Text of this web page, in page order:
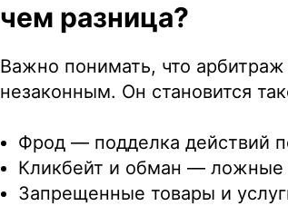
чем разница?
Важно понимать, что
незаконным. Он становится
Фрод — подделка действий
Кликбейт и обман — ложные
Запрещенные товары и